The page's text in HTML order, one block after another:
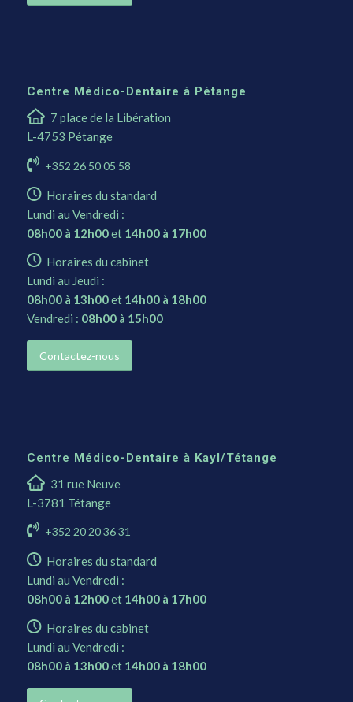
Centre Médico-Dentaire à Pétange
7 place de la Libération
L-4753 Pétange
+352 26 50 05 58
Horaires du standard
Lundi au Vendredi :
08h00 à 12h00et 14h00 à 17h00
Horaires du cabinet
Lundi au Jeudi :
08h00 à 13h00et 14h00 à 18h00
Vendredi : 08h00 à 15h00
Contactez-nous
Centre Médico-Dentaire à Kayl/Tétange
31 rue Neuve
L-3781 Tétange
+352 20 20 36 31
Horaires du standard
Lundi au Vendredi :
08h00 à 12h00et 14h00 à 17h00
Horaires du cabinet
Lundi au Vendredi :
08h00 à 13h00et 14h00 à 18h00